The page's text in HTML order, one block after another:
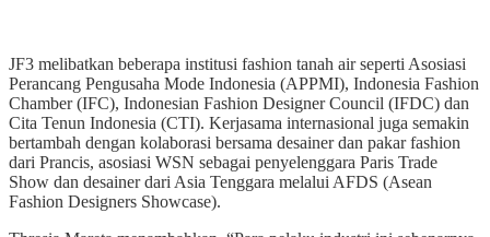
JF3 melibatkan beberapa institusi fashion tanah air seperti Asosiasi
Perancang Pengusaha Mode Indonesia (APPMI), Indonesia Fashion
Chamber (IFC), Indonesian Fashion Designer Council (IFDC) dan
Cita Tenun Indonesia (CTI). Kerjasama internasional juga semakin
bertambah dengan kolaborasi bersama desainer dan pakar fashion
dari Prancis, asosiasi WSN sebagai penyelenggara Paris Trade
Show dan desainer dari Asia Tenggara melalui AFDS (Asean
Fashion Designers Showcase).